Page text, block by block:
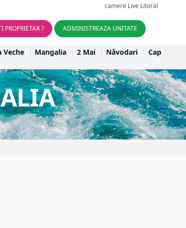
camere Live Litoral
PROPRIETAR ? ADMINISTREAZA UNITATE
Veche Mangalia 2 Mai Năvodari
Cap